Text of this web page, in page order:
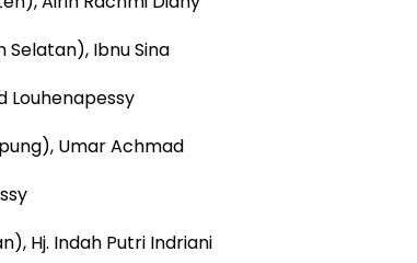
Selatan), Ibnu Sina
Louhenapessy
Umar Achmad
Hj. Indah Putri Indriani